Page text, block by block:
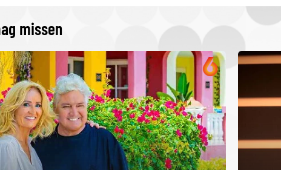
missen